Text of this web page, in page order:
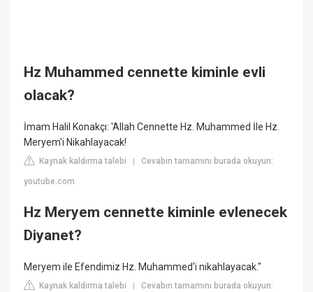
Hz Muhammed cennette kiminle evli
olacak?
İmam Halil Konakçı: 'Allah Cennette Hz. Muhammed İle Hz.
Meryem'i Nikahlayacak!
Kaynak kaldırma talebi |Cevabın tamamını burada okuyun:
youtube.com
Hz Meryem cennette kiminle evlenecek
Diyanet?
Meryem ile Efendimiz Hz. Muhammed'i nikahlayacak."
Kaynak kaldırma talebi |Cevabın tamamını burada okuyun: